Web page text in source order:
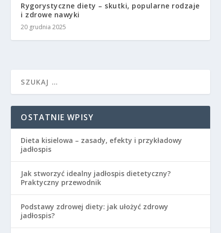
Rygorystyczne diety – skutki, popularne rodzaje
i zdrowe nawyki
20 grudnia 2025
OSTATNIE WPISY
Dieta kisielowa – zasady, efekty i przykładowy
jadłospis
Jak stworzyć idealny jadłospis dietetyczny?
Praktyczny przewodnik
Podstawy zdrowej diety: jak ułożyć zdrowy
jadłospis?